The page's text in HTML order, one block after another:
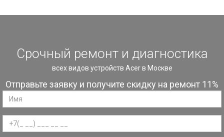
Срочный ремонт и диагностика
всех видов устройств Acer в Москве
Отправьте заявку и получите скидку на ремонт 11%